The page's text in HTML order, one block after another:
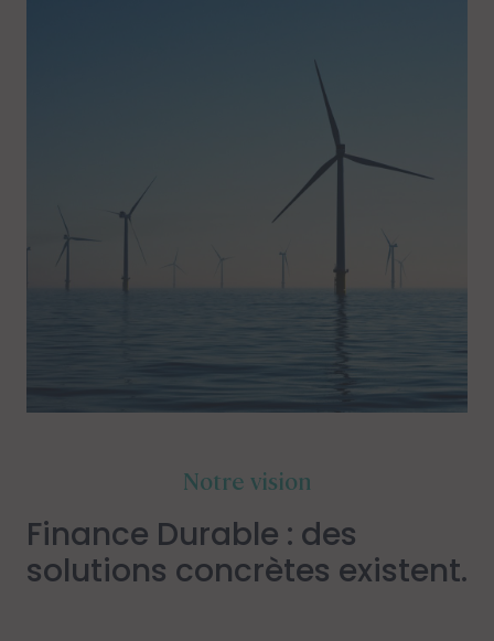
Notre vision
Finance Durable : des
solutions concrètes existent.